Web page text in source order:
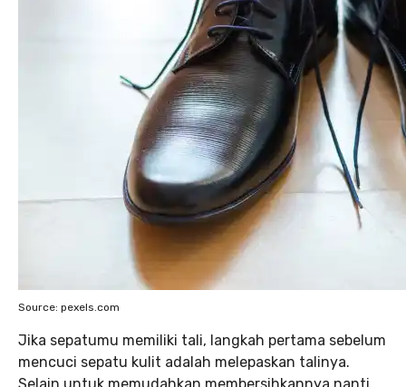
Source: pexels.com
Jika sepatumu memiliki tali, langkah pertama sebelum
mencuci sepatu kulit adalah melepaskan talinya.